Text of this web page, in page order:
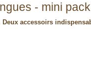
- mini pack
accessoirs